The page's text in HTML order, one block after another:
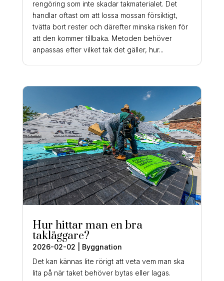
rengöring som inte skadar takmaterialet. Det
handlar oftast om att lossa mossan försiktigt,
tvätta bort rester och därefter minska risken för
att den kommer tillbaka. Metoden behöver
anpassas efter vilket tak det gäller, hur...
Hur hittar man en bra
takläggare?
2026-02-02
Byggnation
Det kan kännas lite rörigt att veta vem man ska
lita på när taket behöver bytas eller lagas.